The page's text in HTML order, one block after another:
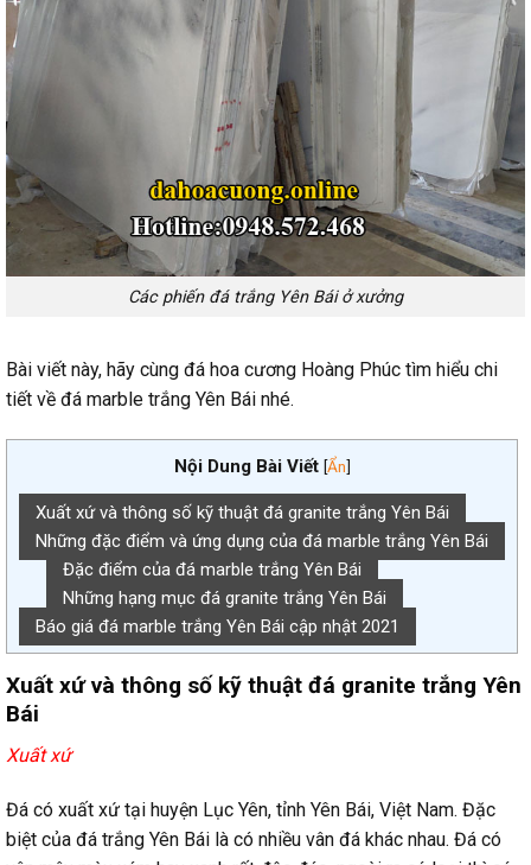
Các phiến đá trắng Yên Bái ở xưởng
Bài viết này, hãy cùng đá hoa cương Hoàng Phúc tìm hiểu chi
tiết về đá marble trắng Yên Bái nhé.
Nội Dung Bài Viết [Ẩn]
Xuất xứ và thông số kỹ thuật đá granite trắng Yên Bái
Những đặc điểm và ứng dụng của đá marble trắng Yên Bái
Đặc điểm của đá marble trắng Yên Bái
Những hạng mục đá granite trắng Yên Bái
Báo giá đá marble trắng Yên Bái cập nhật 2021
Xuất xứ và thông số kỹ thuật đá granite trắng Yên
Bái
Xuất xứ
Đá có xuất xứ tại huyện Lục Yên, tỉnh Yên Bái, Việt Nam. Đặc
biệt của đá trắng Yên Bái là có nhiều vân đá khác nhau. Đá có